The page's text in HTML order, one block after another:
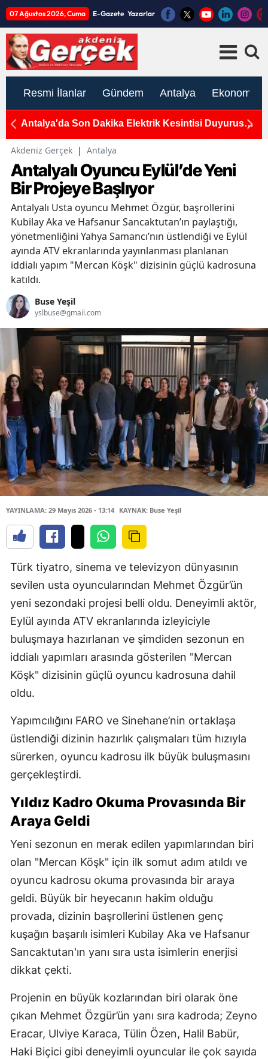
07 Ağustos 2026, Cuma E-Gazete Yazarlar
Resmi İlanlar Gündem Antalya Ekonomi
Antalya'da Son Dakika Elektrik Kesintisi Duyurusu:
Akdeniz Gerçek | Antalya
Antalyalı Oyuncu Eylül’de Yeni
Bir Projeye Başlıyor
Antalyalı Usta oyuncu Mehmet Özgür, başrollerini
Kubilay Aka ve Hafsanur Sancaktutan’ın paylaştığı,
yönetmenliğini Yahya Samancı’nın üstlendiği ve Eylül
ayında ATV ekranlarında yayınlanması planlanan
iddialı yapım "Mercan Köşk" dizisinin güçlü kadrosuna
katıldı.
Buse Yeşil
yslbuse@gmail.com
YAYINLAMA: 29 Mayıs 2026 - 13:14 KAYNAK: Buse Yeşil
Türk tiyatro, sinema ve televizyon dünyasının
sevilen usta oyuncularından Mehmet Özgür’ün
yeni sezondaki projesi belli oldu. Deneyimli aktör,
Eylül ayında ATV ekranlarında izleyiciyle
buluşmaya hazırlanan ve şimdiden sezonun en
iddialı yapımları arasında gösterilen "Mercan
Köşk" dizisinin güçlü oyuncu kadrosuna dahil
oldu.
Yapımcılığını FARO ve Sinehane’nin ortaklaşa
üstlendiği dizinin hazırlık çalışmaları tüm hızıyla
sürerken, oyuncu kadrosu ilk büyük buluşmasını
gerçekleştirdi.
Yıldız Kadro Okuma Provasında Bir
Araya Geldi
Yeni sezonun en merak edilen yapımlarından biri
olan "Mercan Köşk" için ilk somut adım atıldı ve
oyuncu kadrosu okuma provasında bir araya
geldi. Büyük bir heyecanın hakim olduğu
provada, dizinin başrollerini üstlenen genç
kuşağın başarılı isimleri Kubilay Aka ve Hafsanur
Sancaktutan'ın yanı sıra usta isimlerin enerjisi
dikkat çekti.
Projenin en büyük kozlarından biri olarak öne
çıkan Mehmet Özgür’ün yanı sıra kadroda; Zeyno
Eracar, Ulviye Karaca, Tülin Özen, Halil Babür,
Haki Biçici gibi deneyimli oyuncular ile çok sayıda